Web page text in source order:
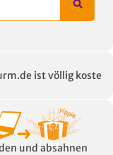
ist völlig koste
und absahnen